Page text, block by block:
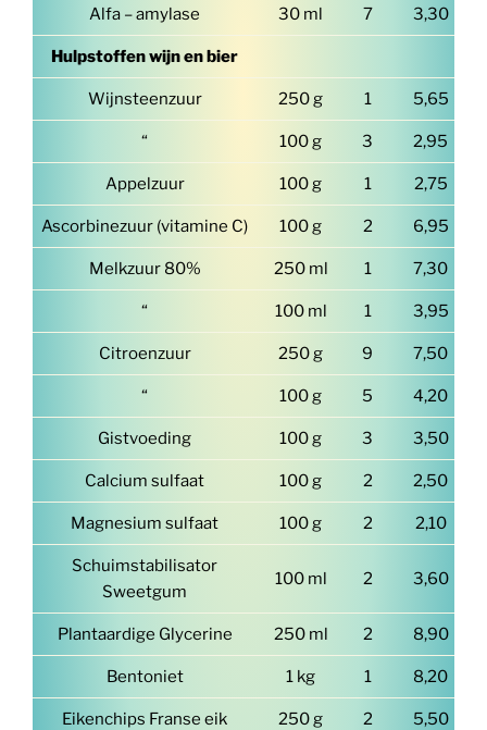
Alfa – amylase 30 ml 7 3,30
Hulpstoffen wijn en bier
Wijnsteenzuur 250 g 1 5,65
“ 100 g 3 2,95
Appelzuur 100 g 1 2,75
Ascorbinezuur (vitamine C) 100 g 2 6,95
Melkzuur 80% 250 ml 1 7,30
“ 100 ml 1 3,95
Citroenzuur 250 g 9 7,50
“ 100 g 5 4,20
Gistvoeding 100 g 3 3,50
Calcium sulfaat 100 g 2 2,50
Magnesium sulfaat 100 g 2 2,10
Schuimstabilisator
Sweetgum
100 ml 2 3,60
Plantaardige Glycerine 250 ml 2 8,90
Bentoniet 1 kg 1 8,20
Eikenchips Franse eik 250 g 2 5,50